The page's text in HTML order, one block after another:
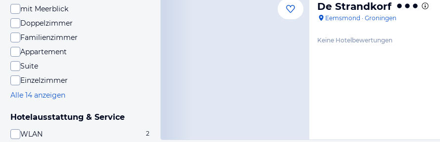
mit Meerblick
Doppelzimmer
Familienzimmer
Appartement
Suite
Einzelzimmer
Alle 14 anzeigen
Hotelausstattung & Service
WLAN 2
De Strandkorf
Eemsmond · Groningen
Keine Hotelbewertungen